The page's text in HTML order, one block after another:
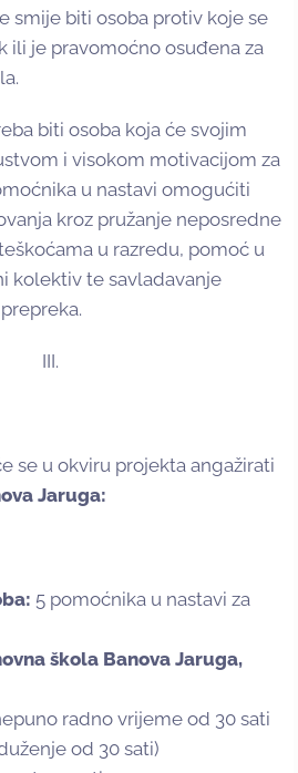
smije biti osoba protiv koje se
ili je pravomoćno osuđena za
biti osoba koja će svojim
i visokom motivacijom za
u nastavi omogućiti
kroz pružanje neposredne
u razredu, pomoć u
kolektiv te savladavanje
III.
se u okviru projekta angažirati
Jaruga:
5 pomoćnika u nastavi za
škola Banova Jaruga,
radno vrijeme od 30 sati
od 30 sati)